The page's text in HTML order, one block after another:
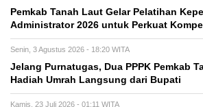
Pemkab Tanah Laut Gelar Pelatihan
Administrator 2026 untuk Perkuat
Senin, 3 Agustus 2026 - 18:20 WITA
Jelang Purnatugas, Dua PPPK Pemkab
Hadiah Umrah Langsung dari Bupati
Kamis, 23 Juli 2026 - 01:11 WITA